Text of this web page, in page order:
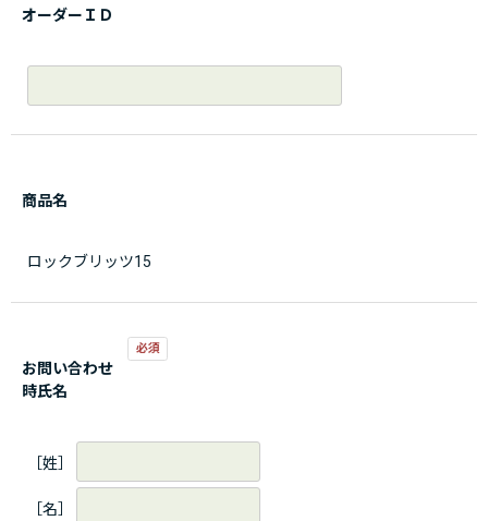
オーダーＩＤ
商品名
ロックブリッツ15
お問い合わせ
時氏名
［姓］
［名］